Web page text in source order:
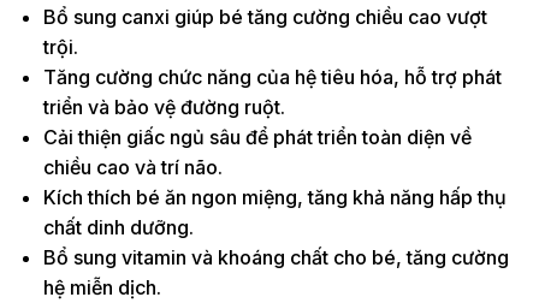
Bổ sung canxi giúp bé tăng cường chiều cao vượt
trội.
Tăng cường chức năng của hệ tiêu hóa, hỗ trợ phát
triển và bảo vệ đường ruột.
Cải thiện giấc ngủ sâu để phát triển toàn diện về
chiều cao và trí não.
Kích thích bé ăn ngon miệng, tăng khả năng hấp thụ
chất dinh dưỡng.
Bổ sung vitamin và khoáng chất cho bé, tăng cường
hệ miễn dịch.